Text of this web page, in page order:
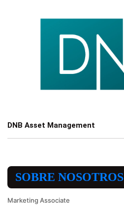
DNB Asset Management
SOBRE NOSOTROS
Marketing Associate